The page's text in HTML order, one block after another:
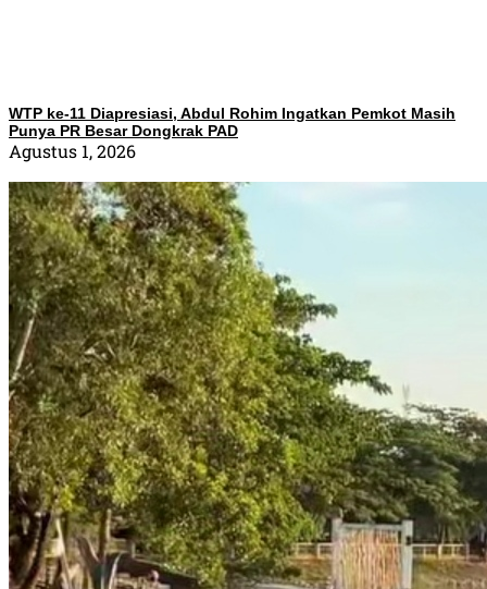
WTP ke-11 Diapresiasi, Abdul Rohim Ingatkan Pemkot Masih
Punya PR Besar Dongkrak PAD
Agustus 1, 2026